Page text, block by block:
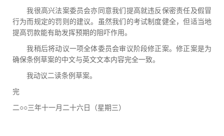
我很高兴法案委员会亦同意我们提高就违反保密责任及假冒
行为而规定的罚则的建议。虽然我们的考试制度健全，但适当地
提高罚款能有助发挥预期的阻吓作用。
我稍后将动议一项全体委员会审议阶段修正案。修正案是为
确保条例草案的中文与英文文本内容完全一致。
我动议二读条例草案。
完
二○○三年十一月二十六日（星期三）